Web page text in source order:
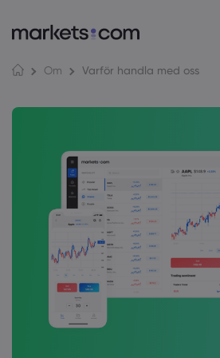
Om Varför handla med oss